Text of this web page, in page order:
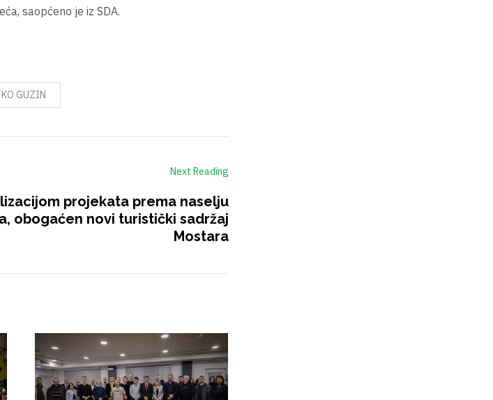
saopćeno je iz SDA.
GUZIN
Next Reading
projekata prema naselju
obogaćen novi turistički sadržaj
Mostara